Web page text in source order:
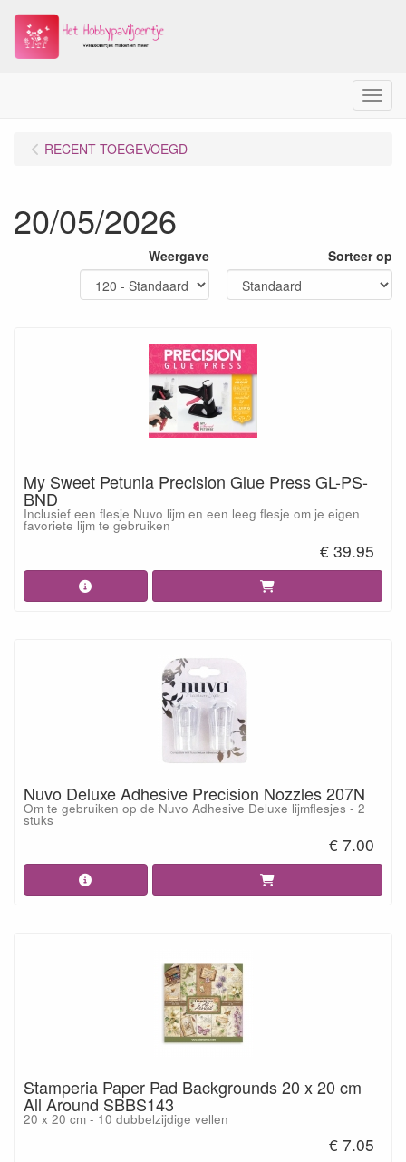
Menu
RECENT TOEGEVOEGD
20/05/2026
Weergave Sorteer op
My Sweet Petunia Precision Glue Press GL-PS-
BND
Inclusief een flesje Nuvo lijm en een leeg flesje om je eigen
favoriete lijm te gebruiken
€ 39.95
Nuvo Deluxe Adhesive Precision Nozzles 207N
Om te gebruiken op de Nuvo Adhesive Deluxe lijmflesjes - 2
stuks
€ 7.00
Stamperia Paper Pad Backgrounds 20 x 20 cm
All Around SBBS143
20 x 20 cm - 10 dubbelzijdige vellen
€ 7.05